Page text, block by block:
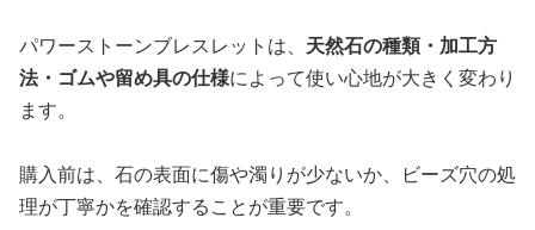
パワーストーンブレスレットは、 天然石の種類・加工方
法・ゴムや留め具の仕様によって使い心地が大きく変わり
ます。
購入前は、石の表面に傷や濁りが少ないか、ビーズ穴の処
理が丁寧かを確認することが重要です。